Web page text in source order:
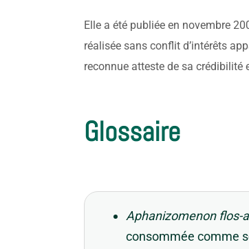
Elle a été publiée en novembre
réalisée sans conflit d’intérêts
reconnue atteste de sa crédibilité
Glossaire
Aphanizomenon flos-
consommée comme